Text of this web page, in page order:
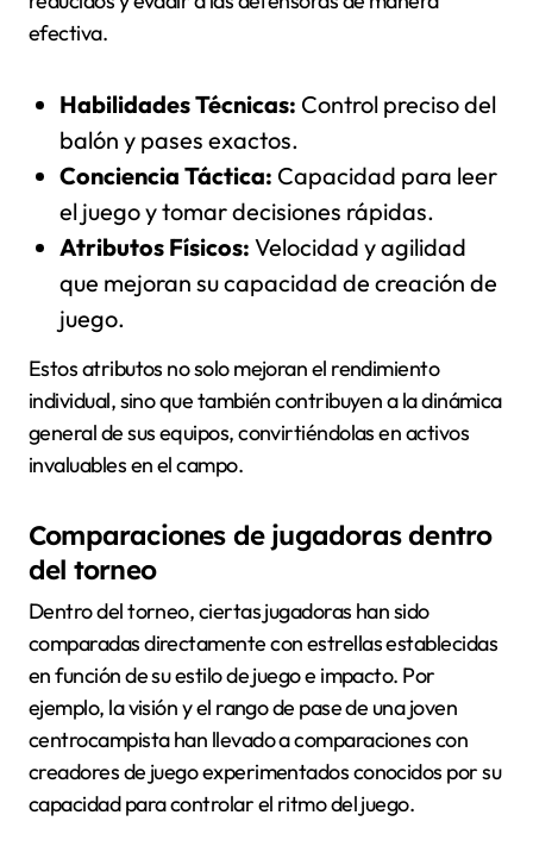
efectiva.
Habilidades Técnicas: Control preciso del
balón y pases exactos.
Conciencia Táctica: Capacidad para leer
el juego y tomar decisiones rápidas.
Atributos Físicos: Velocidad y agilidad
que mejoran su capacidad de creación de
juego.
Estos atributos no solo mejoran el rendimiento
individual, sino que también contribuyen a la dinámica
general de sus equipos, convirtiéndolas en activos
invaluables en el campo.
Comparaciones de jugadoras dentro
del torneo
Dentro del torneo, ciertas jugadoras han sido
comparadas directamente con estrellas establecidas
en función de su estilo de juego e impacto. Por
ejemplo, la visión y el rango de pase de una joven
centrocampista han llevado a comparaciones con
creadores de juego experimentados conocidos por su
capacidad para controlar el ritmo del juego.